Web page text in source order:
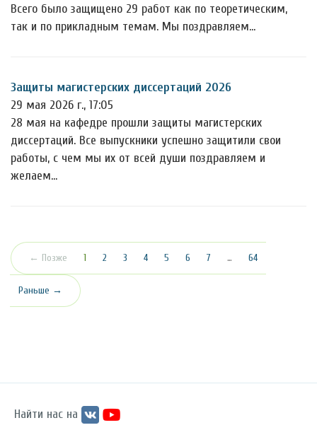
Всего было защищено 29 работ как по теоретическим,
так и по прикладным темам. Мы поздравляем…
Защиты магистерских диссертаций 2026
29 мая 2026 г., 17:05
28 мая на кафедре прошли защиты магистерских
диссертаций. Все выпускники успешно защитили свои
работы, с чем мы их от всей души поздравляем и
желаем…
← Позже 1 (текущая)
2 3 4 5 6 7 … 64
Раньше →
Найти нас на